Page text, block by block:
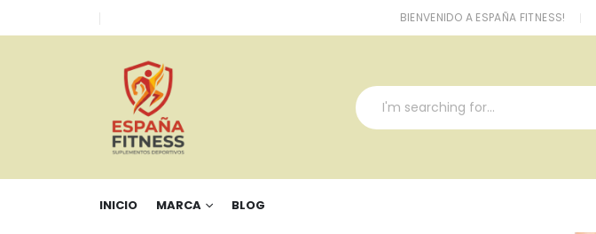
BIENVENIDO A ESPAÑA FITNESS!
INICIO MARCA BLOG